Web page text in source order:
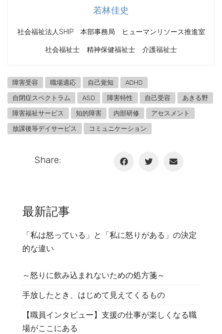
若林佳史
社会福祉法人SHIP 本部事務局 ヒューマンリソース推進室
社会福祉士 精神保健福祉士 介護福祉士
障害受容 職場適応 自己覚知 ADHD
自閉症スペクトラム ASD 障害特性 自己受容 あきる野
障害福祉サービス 知的障害 内部研修 アセスメント
放課後等デイサービス コミュニケーション
Share:
最新記事
「私は怒っている」と「私に怒りがある」の決定
的な違い
～怒りに飲み込まれないための処方箋～
手放したとき、はじめて見えてくるもの
【職員インタビュー】支援の仕事が楽しくなる職
場がここにある